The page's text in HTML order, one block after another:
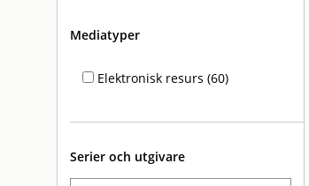
Mediatyper
Elektronisk resurs (60)
Serier och utgivare